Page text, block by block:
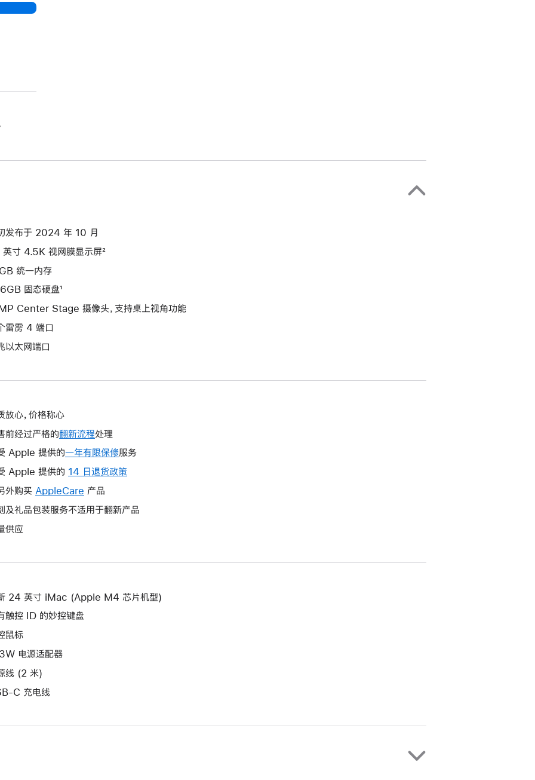
发布于 2024 年 10 月
寸 4.5K 视网膜显示屏²
统一内存
固态硬盘¹
Center Stage 摄像头，支持桌上视角功能
雷雳 4 端口
以太网端口
放心，价格称心
前经过严格的翻新流程处理
Apple 提供的一年有限保修此
操
打
服务
Apple 提供的 14 日退货政策
将
新
窗
外购买 AppleCare 此
操
开
的
产品
及礼品包装服务不适用于翻新产品
供应
24 英寸 iMac (Apple M4 芯片机型)
触控 ID 的妙控键盘
鼠标
电源适配器
线 (2 米)
C 充电线